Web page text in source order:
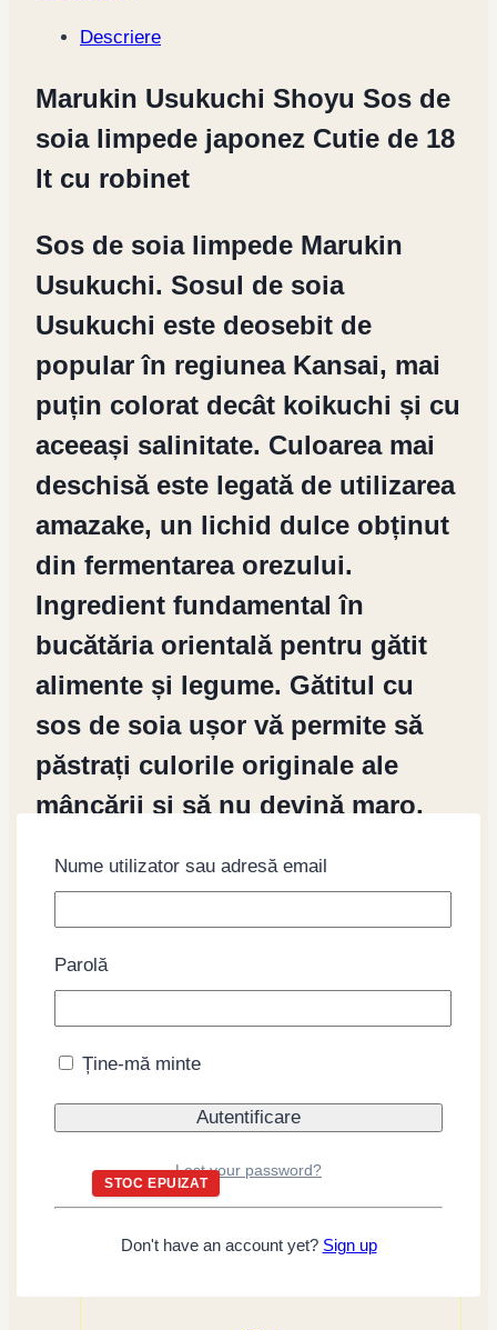
Descriere
Marukin Usukuchi Shoyu Sos de
soia limpede japonez Cutie de 18
lt cu robinet
Sos de soia limpede Marukin
Usukuchi. Sosul de soia
Usukuchi este deosebit de
popular în regiunea Kansai, mai
puțin colorat decât koikuchi și cu
aceeași salinitate. Culoarea mai
deschisă este legată de utilizarea
amazake, un lichid dulce obținut
din fermentarea orezului.
Ingredient fundamental în
bucătăria orientală pentru gătit
alimente și legume. Gătitul cu
sos de soia ușor vă permite să
păstrați culorile originale ale
mâncării și să nu devină maro,
gătiți cu sos de soia închis
(koikuchi). Sosul ușor de soia nu
este potrivit pentru sashimi și
Produse similare
STOC EPUIZAT
Sos de soia Kodawari
Nume utilizator sau adresă email
Parolă
Ține-mă minte
Lost your password?
Don't have an account yet? Sign up